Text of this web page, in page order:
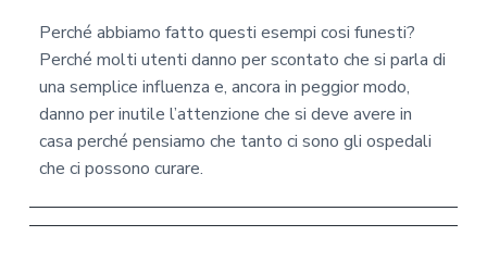
Perché abbiamo fatto questi esempi cosi funesti?
Perché molti utenti danno per scontato che si parla di
una semplice influenza e, ancora in peggior modo,
danno per inutile l’attenzione che si deve avere in
casa perché pensiamo che tanto ci sono gli ospedali
che ci possono curare.